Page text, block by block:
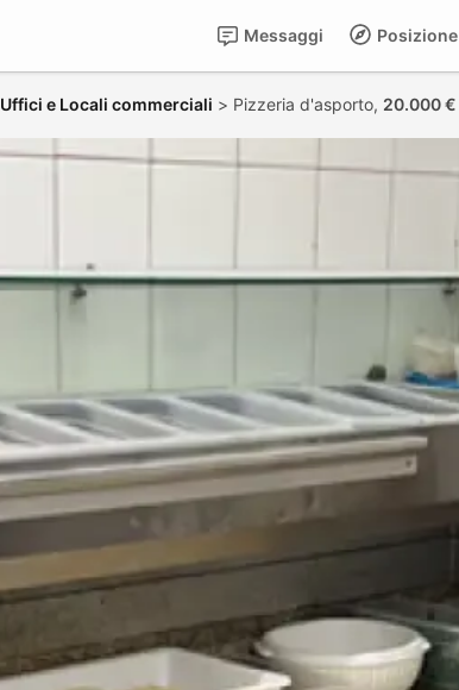
Posizione
Messaggi
Uffici e Locali commerciali > Pizzeria d'asporto, 20.000 €